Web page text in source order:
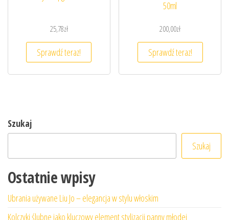
25,78zł
Sprawdź teraz!
50ml
200,00zł
Sprawdź teraz!
Szukaj
Szukaj
Ostatnie wpisy
Ubrania używane Liu Jo – elegancja w stylu włoskim
Kolczyki ślubne jako kluczowy element stylizacji panny młodej